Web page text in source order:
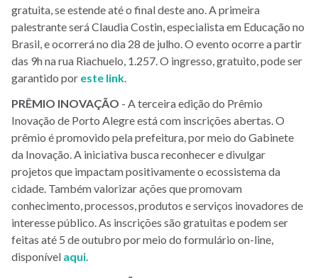
gratuita, se estende até o final deste ano. A primeira
palestrante será Claudia Costin, especialista em Educação no
Brasil, e ocorrerá no dia 28 de julho. O evento ocorre a partir
das 9h na rua Riachuelo, 1.257. O ingresso, gratuito, pode ser
garantido por este link
PRÊMIO INOVAÇÃO - A terceira edição do Prêmio
Inovação de Porto Alegre está com inscrições abertas. O
prêmio é promovido pela prefeitura, por meio do Gabinete
da Inovação. A iniciativa busca reconhecer e divulgar
projetos que impactam positivamente o ecossistema da
cidade. Também valorizar ações que promovam
conhecimento, processos, produtos e serviços inovadores de
interesse público. As inscrições são gratuitas e podem ser
feitas até 5 de outubro por meio do formulário on-line,
disponível aqui